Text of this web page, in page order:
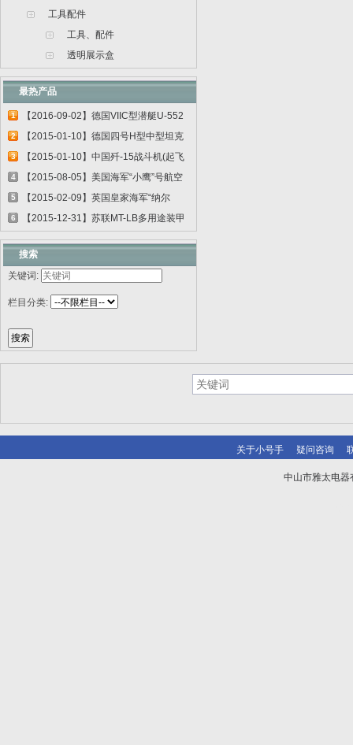
工具配件
工具、配件
透明展示盒
最热产品
1
【2016-09-02】德国VIIC型潜艇U-552
06801
2
【2015-01-10】德国四号H型中型坦克
00920
3
【2015-01-10】中国歼-15战斗机(起飞
甲板...
4
【2015-08-05】美国海军“小鹰”号航空
母...
5
【2015-02-09】英国皇家海军“纳尔
逊”号...
6
【2015-12-31】苏联MT-LB多用途装甲
运输车...
搜索
关键词:
栏目分类:
关于小号手 疑问咨询
中山市雅太电